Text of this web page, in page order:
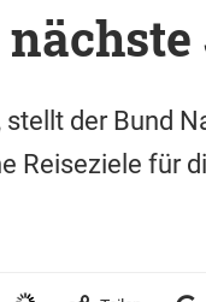
der Bund
Reiseziele für